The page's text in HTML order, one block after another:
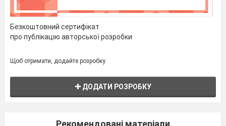
Безкоштовний сертифікат
про публікацію авторської розробки
Щоб отримати, додайте розробку
ДОДАТИ РОЗРОБКУ